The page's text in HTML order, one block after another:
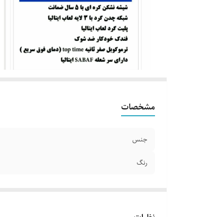
مشخصات
جنس
رنگ